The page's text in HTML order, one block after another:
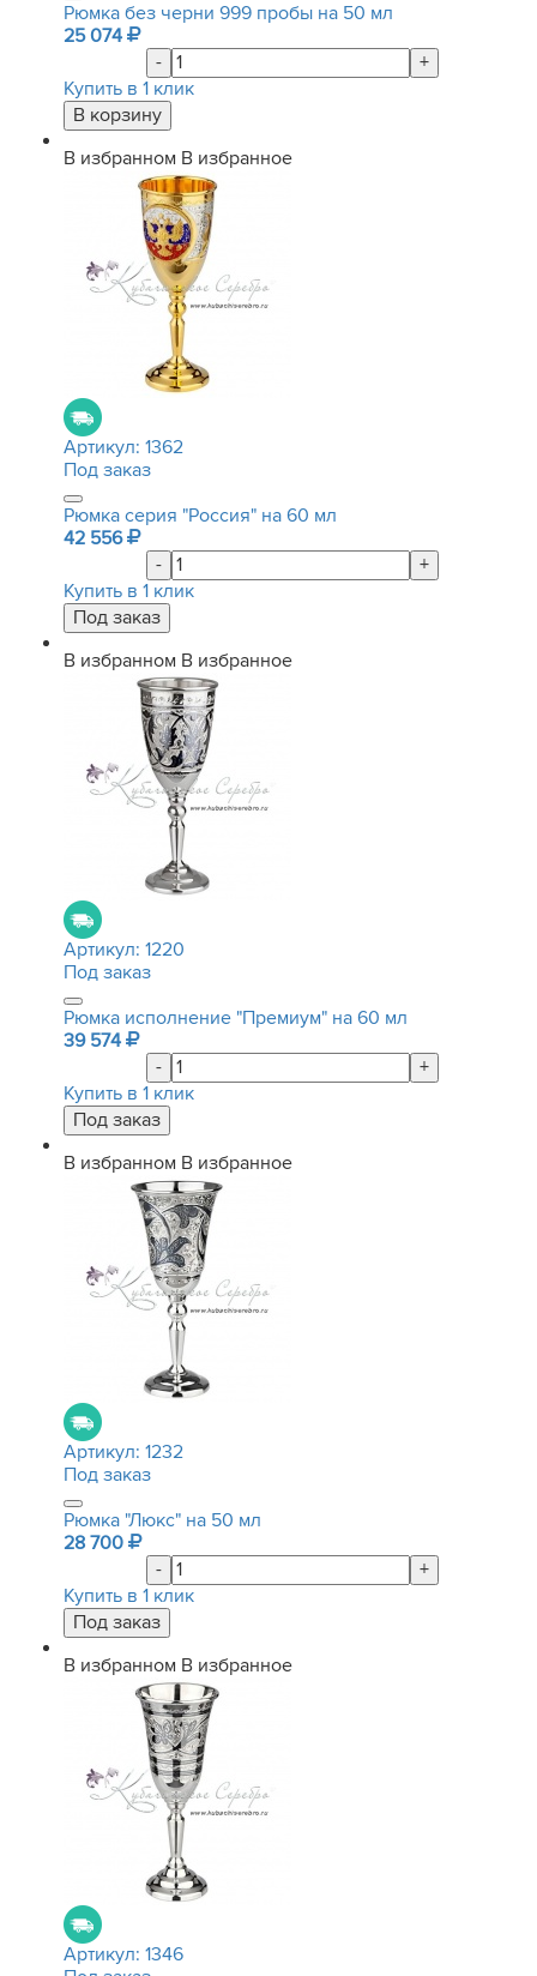
Рюмка без черни 999 пробы на 50 мл
25 074
-
+
Купить в 1 клик
В избранном В избранное
Артикул: 1362
Под заказ
Рюмка серия "Россия" на 60 мл
42 556
-
+
Купить в 1 клик
В избранном В избранное
Артикул: 1220
Под заказ
Рюмка исполнение "Премиум" на 60 мл
39 574
-
+
Купить в 1 клик
В избранном В избранное
Артикул: 1232
Под заказ
Рюмка "Люкс" на 50 мл
28 700
-
+
Купить в 1 клик
В избранном В избранное
Артикул: 1346